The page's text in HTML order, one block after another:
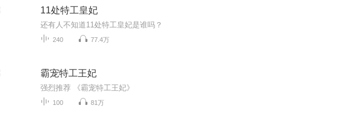
11处特工皇妃
还有人不知道11处特工皇妃是谁吗？
240 77.4万
霸宠特工王妃
强烈推荐 《霸宠特工王妃》
100 81万